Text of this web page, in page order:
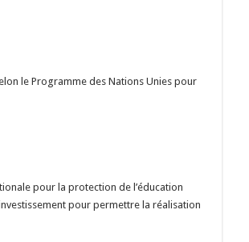
le Programme des Nations Unies pour
pour la protection de l’éducation
pour permettre la réalisation